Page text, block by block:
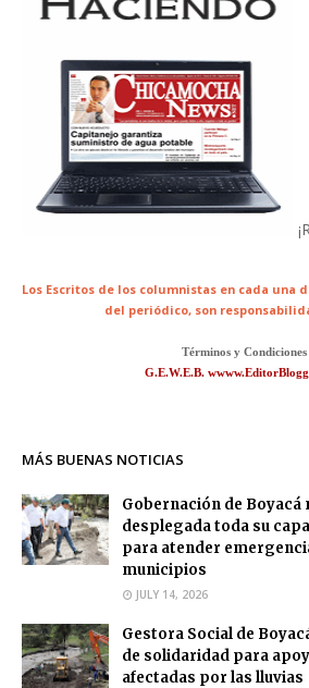
Los Escritos de los columnistas en cada una
del periódico, son
Términos y Condiciones
G.E.W.E.B.
MÁS BUENAS NOTICIAS
Gobernación de Boyacá
desplegada toda su
para atender
municipios
JULY 14, 2026
Gestora Social de
de solidaridad para
afectadas por las lluvias